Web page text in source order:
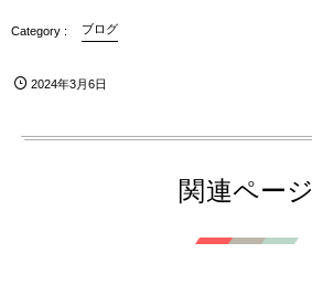
ブログ
2024年3月6日
関連ページ